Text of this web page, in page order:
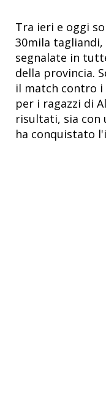
Tra ieri e oggi
30mila tagliandi,
segnalate in
della provincia.
il match contro
per i ragazzi di
risultati, sia con
ha conquistato